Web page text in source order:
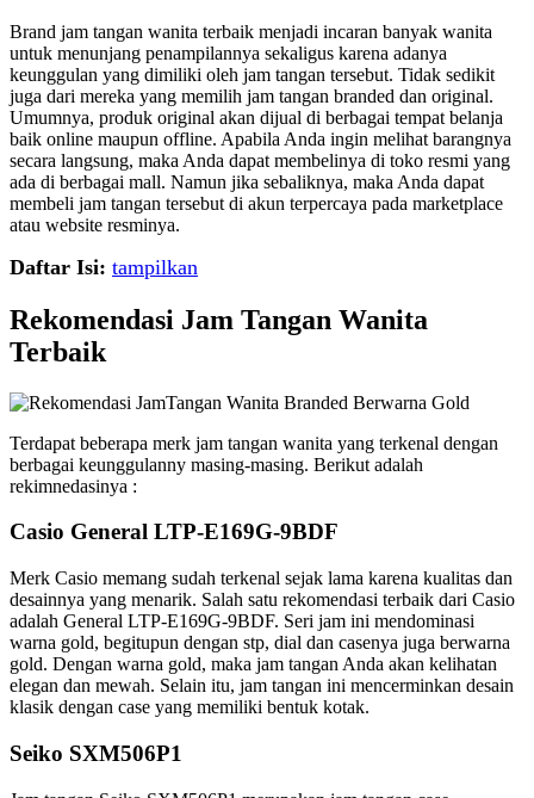
Brand jam tangan wanita terbaik menjadi incaran banyak wanita
untuk menunjang penampilannya sekaligus karena adanya
keunggulan yang dimiliki oleh jam tangan tersebut. Tidak sedikit
juga dari mereka yang memilih jam tangan branded dan original.
Umumnya, produk original akan dijual di berbagai tempat belanja
baik online maupun offline. Apabila Anda ingin melihat barangnya
secara langsung, maka Anda dapat membelinya di toko resmi yang
ada di berbagai mall. Namun jika sebaliknya, maka Anda dapat
membeli jam tangan tersebut di akun terpercaya pada marketplace
atau website resminya.
Daftar Isi: tampilkan
Rekomendasi Jam Tangan Wanita
Terbaik
Terdapat beberapa merk jam tangan wanita yang terkenal dengan
berbagai keunggulanny masing-masing. Berikut adalah
rekimnedasinya :
Casio General LTP-E169G-9BDF
Merk Casio memang sudah terkenal sejak lama karena kualitas dan
desainnya yang menarik. Salah satu rekomendasi terbaik dari Casio
adalah General LTP-E169G-9BDF. Seri jam ini mendominasi
warna gold, begitupun dengan stp, dial dan casenya juga berwarna
gold. Dengan warna gold, maka jam tangan Anda akan kelihatan
elegan dan mewah. Selain itu, jam tangan ini mencerminkan desain
klasik dengan case yang memiliki bentuk kotak.
Seiko SXM506P1